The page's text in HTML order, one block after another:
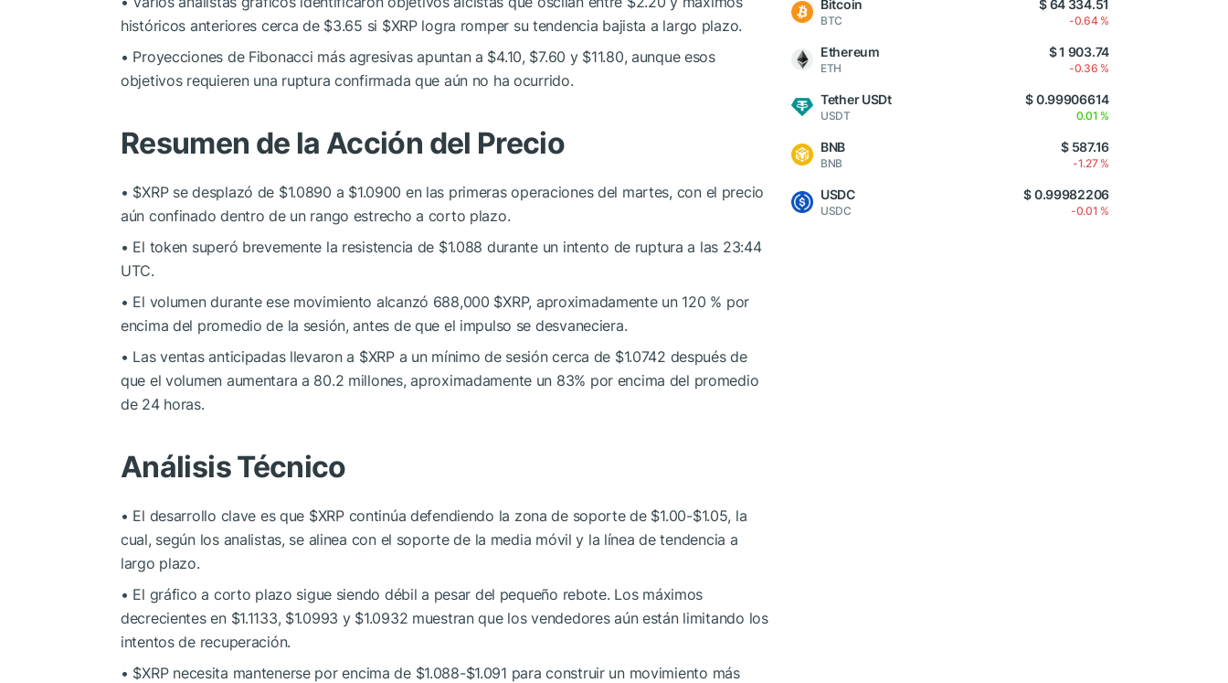
históricos anteriores cerca de $3.65 si $XRPlogra romper su tendencia bajista a largo plazo.
• Proyecciones de Fibonacci más agresivas apuntan a $4.10, $7.60 y $11.80, aunque esos
objetivos requieren una ruptura confirmada que aún no ha ocurrido.
Resumen de la Acción del Precio
• $XRPse desplazó de $1.0890 a $1.0900 en las primeras operaciones del martes, con el precio
aún confinado dentro de un rango estrecho a corto plazo.
• El token superó brevemente la resistencia de $1.088 durante un intento de ruptura a las 23:44
UTC.
• El volumen durante ese movimiento alcanzó 688,000 $XRP, aproximadamente un 120 % por
encima del promedio de la sesión, antes de que el impulso se desvaneciera.
• Las ventas anticipadas llevaron a $XRPa un mínimo de sesión cerca de $1.0742 después de
que el volumen aumentara a 80.2 millones, aproximadamente un 83% por encima del promedio
de 24 horas.
Análisis Técnico
• El desarrollo clave es que $XRPcontinúa defendiendo la zona de soporte de $1.00-$1.05, la
cual, según los analistas, se alinea con el soporte de la media móvil y la línea de tendencia a
largo plazo.
• El gráfico a corto plazo sigue siendo débil a pesar del pequeño rebote. Los máximos
decrecientes en $1.1133, $1.0993 y $1.0932 muestran que los vendedores aún están limitando los
intentos de recuperación.
• $XRPnecesita mantenerse por encima de $1.088-$1.091 para construir un movimiento más
Bitcoin
BTC
$ 64 334.51
-0.64 %
Ethereum
ETH
$ 1 903.74
-0.36 %
Tether USDt
USDT
$ 0.99906614
0.01 %
BNB
BNB
$ 587.16
-1.27 %
USDC
USDC
$ 0.99982206
-0.01 %